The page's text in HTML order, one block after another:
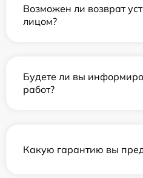
Возможен ли возврат
лицом?
Будете ли вы
работ?
Какую гарантию вы